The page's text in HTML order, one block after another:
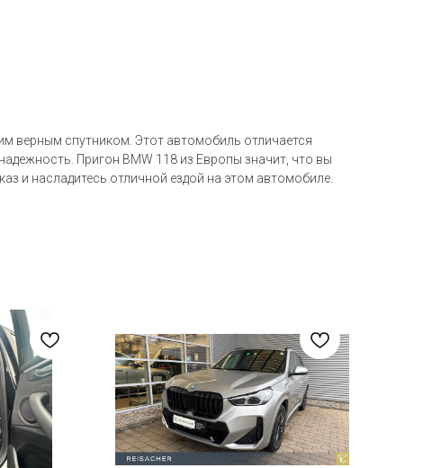
верным спутником. Этот автомобиль отличается
Пригон BMW 118 из Европы значит, что вы
и насладитесь отличной ездой на этом автомобиле.